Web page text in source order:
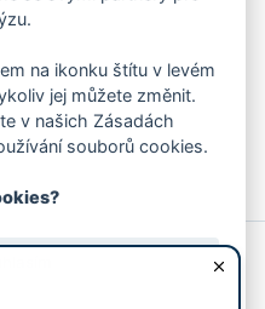
či mailu upozornění na
a sportovní akce?
o aplikaci
Prohlášení o používání cookies
na ikonku štítu v levém
jej můžete změnit.
v našich Zásadách
souborů cookies.